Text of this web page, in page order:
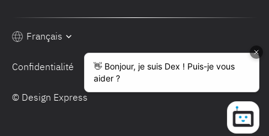
© Design Express
Confidentialité Conditions de vente
Français